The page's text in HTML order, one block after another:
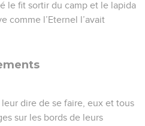
le fit sortir du camp et le lapida
comme l’Eternel l’avait
dire de se faire, eux et tous
sur les bords de leurs